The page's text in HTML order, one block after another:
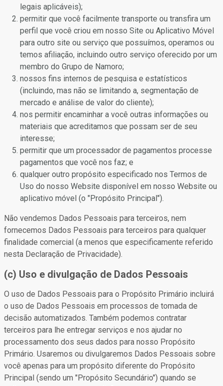
legais aplicáveis);
permitir que você facilmente transporte ou transfira um
perfil que você criou em nosso Site ou Aplicativo Móvel
para outro site ou serviço que possuímos, operamos ou
temos afiliação, incluindo outro serviço oferecido por um
membro do Grupo de Namoro;
nossos fins internos de pesquisa e estatísticos
(incluindo, mas não se limitando a, segmentação de
mercado e análise de valor do cliente);
nos permitir encaminhar a você outras informações ou
materiais que acreditamos que possam ser de seu
interesse;
permitir que um processador de pagamentos processe
pagamentos que você nos faz; e
qualquer outro propósito especificado nos Termos de
Uso do nosso Website disponível em nosso Website ou
aplicativo móvel (o "Propósito Principal").
Não vendemos Dados Pessoais para terceiros, nem
fornecemos Dados Pessoais para terceiros para qualquer
finalidade comercial (a menos que especificamente referido
nesta Declaração de Privacidade).
(c) Uso e divulgação de Dados Pessoais
O uso de Dados Pessoais para o Propósito Primário incluirá
o uso de Dados Pessoais em processos de tomada de
decisão automatizados. Também podemos contratar
terceiros para lhe entregar serviços e nos ajudar no
processamento dos seus dados para nosso Propósito
Primário. Usaremos ou divulgaremos Dados Pessoais sobre
você apenas para um propósito diferente do Propósito
Principal (sendo um "Propósito Secundário") quando se